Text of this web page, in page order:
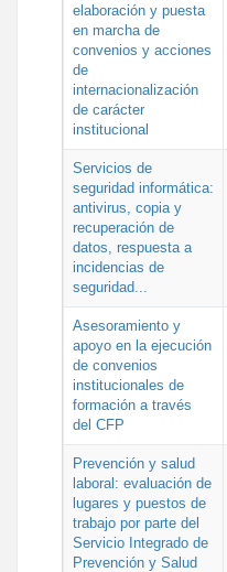
elaboración y puesta
en marcha de
convenios y acciones
de
internacionalización
de carácter
institucional
Servicios de
seguridad informática:
antivirus, copia y
recuperación de
datos, respuesta a
incidencias de
seguridad...
Asesoramiento y
apoyo en la ejecución
de convenios
institucionales de
formación a través
del CFP
Prevención y salud
laboral: evaluación de
lugares y puestos de
trabajo por parte del
Servicio Integrado de
Prevención y Salud